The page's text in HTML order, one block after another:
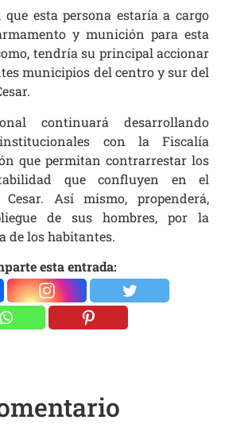
que esta persona estaría a cargo
y munición para esta
tendría su principal accionar
municipios del centro y sur del
continuará desarrollando
con la Fiscalía
que permitan contrarrestar los
que confluyen en el
Así mismo, propenderá,
de sus hombres, por la
de los habitantes.
esta entrada: